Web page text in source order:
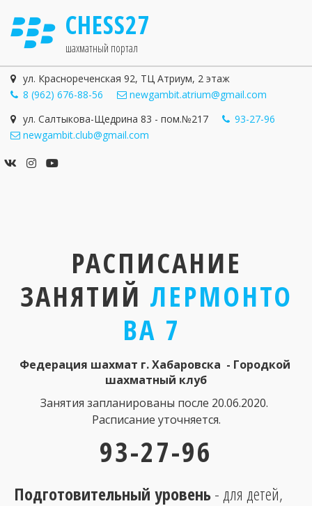
CHESS27
шахматный портал
ул. Краснореченская 92, ТЦ Атриум, 2 этаж
8 (962) 676-88-56
newgambit.atrium@gmail.com
ул. Салтыкова-Щедрина 83 - пом.№217
93-27-96
newgambit.club@gmail.com
РАСПИСАНИЕ
ЗАНЯТИЙ ЛЕРМОНТО
ВА 7
Федерация шахмат г. Хабаровска  - Городкой
шахматный клуб
Занятия запланированы после 20.06.2020.
Расписание уточняется.
93-27-96
Подготовительный уровень - для детей,